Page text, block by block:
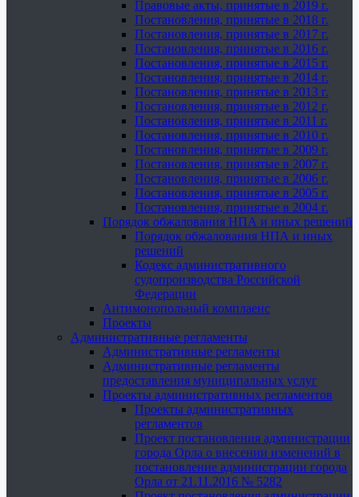
Правовые акты, принятые в 2019 г.
Постановления, принятые в 2018 г.
Постановления, принятые в 2017 г.
Постановления, принятые в 2016 г.
Постановления, принятые в 2015 г.
Постановления, принятые в 2014 г.
Постановления, принятые в 2013 г.
Постановления, принятые в 2012 г.
Постановления, принятые в 2011 г.
Постановления, принятые в 2010 г.
Постановления, принятые в 2009 г.
Постановления, принятые в 2007 г.
Постановления, принятые в 2006 г.
Постановления, принятые в 2005 г.
Постановления, принятые в 2004 г.
Порядок обжалования НПА и иных решений
Порядок обжалования НПА и иных
решений
Кодекс административного
судопроизводства Российской
Федерации
Антимонопольный комплаенс
Проекты
Административные регламенты
Административные регламенты
Административные регламенты
предоставления муниципальных услуг
Проекты административных регламентов
Проекты административных
регламентов
Проект постановления администрации
города Орла о внесении изменений в
постановление администрации города
Орла от 21.11.2016 № 5282